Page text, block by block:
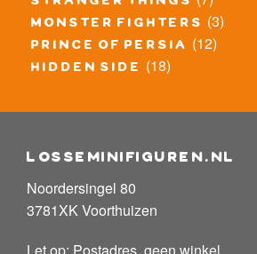
monster fighters (3)
prince of persia (12)
hidden side (18)
losseminifiguren.nl
Noordersingel 80
3781XK Voorthuizen